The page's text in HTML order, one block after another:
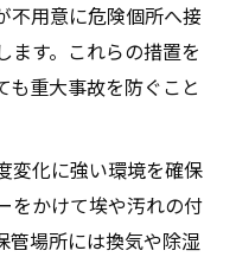
不用意に危険個所へ接
ます。これらの措置を
も重大事故を防ぐこと
変化に強い環境を確保
をかけて埃や汚れの付
管場所には換気や除湿